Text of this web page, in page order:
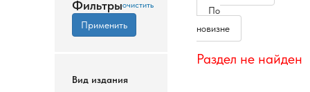
Фильтры
Вид издания
По
новизне
Раздел не найден